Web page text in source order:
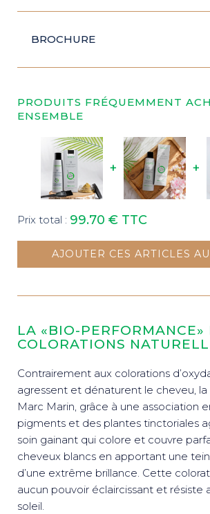
BROCHURE
PRODUITS FRÉQUEMMENT
ENSEMBLE
+ +
Prix total : 99.70 € TTC
AJOUTER CES ARTICLES
LA «BIO-PERFORMANCE»
COLORATIONS
Contrairement aux colorations
agressent et dénaturent le cheveu,
Marc Marin, grâce à une association
pigments et des plantes tinctoriales
soin gainant qui colore et couvre
cheveux blancs en apportant une
d’une extrême brillance. Cette
aucun pouvoir éclaircissant et résiste
soleil.